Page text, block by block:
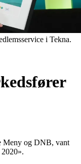
i Tekna.
Meny og DNB, vant